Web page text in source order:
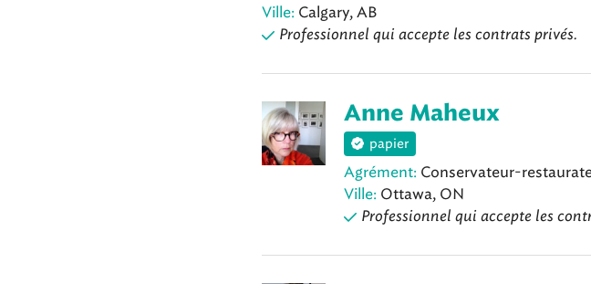
Ville: Calgary, AB
Professionnel qui accepte les contrats privés.
Anne Maheux
papier
Agrément: Conservateur-
Ville: Ottawa, ON
Professionnel qui accepte les